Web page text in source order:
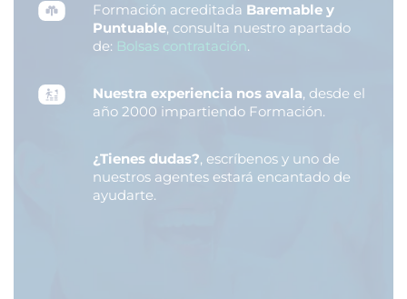
Formación acreditada Baremable y
Puntuable, consulta nuestro apartado
de: Bolsas contratación.
Nuestra experiencia nos avala, desde el
año 2000 impartiendo Formación.
¿Tienes dudas?, escríbenos y uno de
nuestros agentes estará encantado de
ayudarte.